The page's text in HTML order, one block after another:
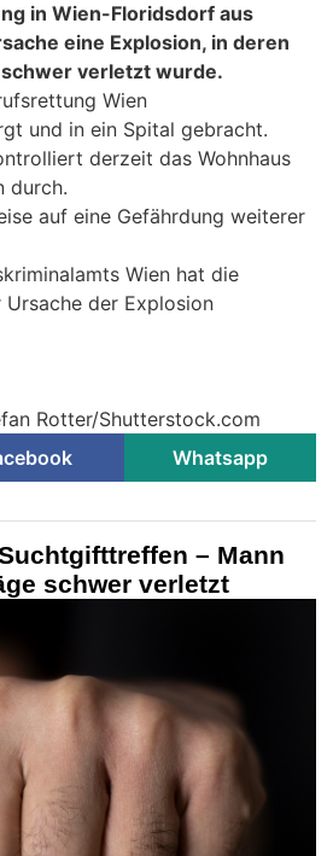
in Wien-Floridsdorf aus
eine Explosion, in deren
verletzt wurde.
Wien
und in ein Spital gebracht.
derzeit das Wohnhaus
durch.
auf eine Gefährdung weiterer
Wien hat die
der Explosion
Rotter/Shutterstock.com
Whatsapp
– Mann
schwer verletzt